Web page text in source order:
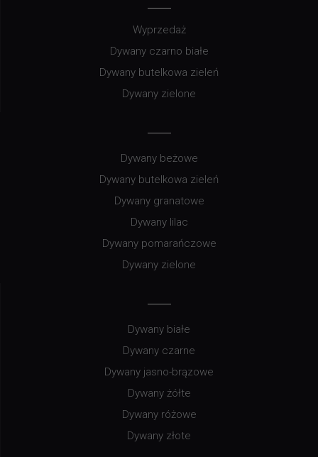
Wyprzedaż
Dywany czarno białe
Dywany butelkowa zieleń
Dywany zielone
Dywany beżowe
Dywany butelkowa zieleń
Dywany granatowe
Dywany lilac
Dywany pomarańczowe
Dywany zielone
Dywany białe
Dywany czarne
Dywany jasno-brązowe
Dywany żółte
Dywany różowe
Dywany złote